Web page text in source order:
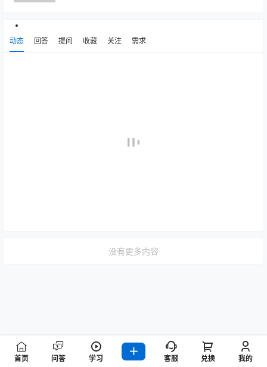
动态 回答 提问 收藏 关注 需求
没有更多内容
首页 问答 学习 客服 兑换 我的